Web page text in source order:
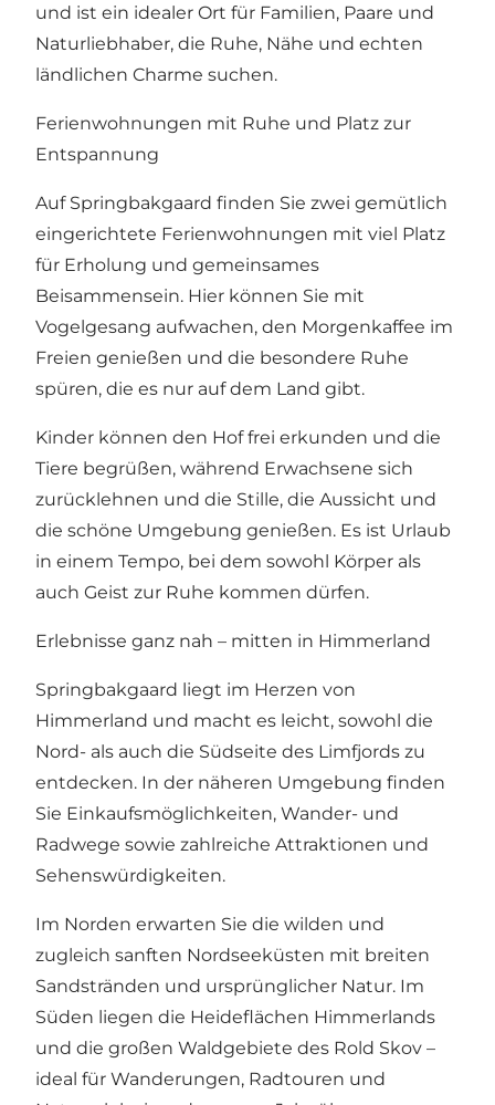
und ist ein idealer Ort für Familien, Paare und
Naturliebhaber, die Ruhe, Nähe und echten
ländlichen Charme suchen.
Ferienwohnungen mit Ruhe und Platz zur
Entspannung
Auf Springbakgaard finden Sie zwei gemütlich
eingerichtete Ferienwohnungen mit viel Platz
für Erholung und gemeinsames
Beisammensein. Hier können Sie mit
Vogelgesang aufwachen, den Morgenkaffee im
Freien genießen und die besondere Ruhe
spüren, die es nur auf dem Land gibt.
Kinder können den Hof frei erkunden und die
Tiere begrüßen, während Erwachsene sich
zurücklehnen und die Stille, die Aussicht und
die schöne Umgebung genießen. Es ist Urlaub
in einem Tempo, bei dem sowohl Körper als
auch Geist zur Ruhe kommen dürfen.
Erlebnisse ganz nah – mitten in Himmerland
Springbakgaard liegt im Herzen von
Himmerland und macht es leicht, sowohl die
Nord- als auch die Südseite des Limfjords zu
entdecken. In der näheren Umgebung finden
Sie Einkaufsmöglichkeiten, Wander- und
Radwege sowie zahlreiche Attraktionen und
Sehenswürdigkeiten.
Im Norden erwarten Sie die wilden und
zugleich sanften Nordseeküsten mit breiten
Sandstränden und ursprünglicher Natur. Im
Süden liegen die Heideflächen Himmerlands
und die großen Waldgebiete des Rold Skov –
ideal für Wanderungen, Radtouren und